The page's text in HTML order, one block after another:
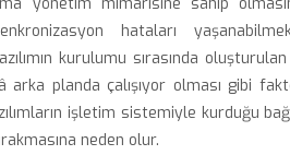
hataları
kurulumu sırasında
arka planda çalışıyor olması gibi
işletim sistemiyle kurduğu
neden olur.